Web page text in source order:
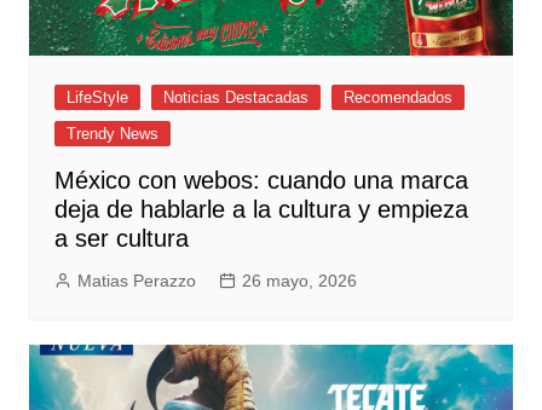
LifeStyle Noticias Destacadas
Recomendados
Trendy News
México con webos: cuando una marca
deja de hablarle a la cultura y empieza
a ser cultura
Matias Perazzo 26 mayo, 2026